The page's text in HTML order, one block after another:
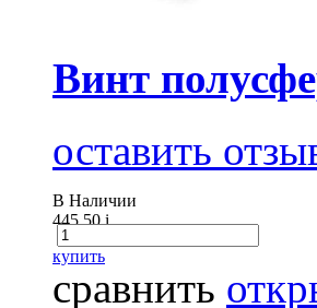
Винт
оставить
В Наличии
445.50i
купить
сравнить